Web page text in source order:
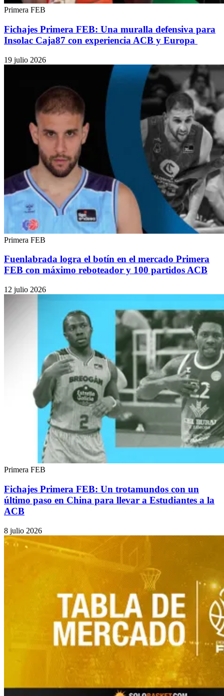
Primera FEB
Fichajes Primera FEB: Una muralla defensiva para
Insolac Caja87 con experiencia ACB y Europa
19 julio 2026
Primera FEB
Fuenlabrada logra el botín en el mercado Primera
FEB con máximo reboteador y 100 partidos ACB
12 julio 2026
Primera FEB
Fichajes Primera FEB: Un trotamundos con un
último paso en China para llevar a Estudiantes a la
ACB
8 julio 2026